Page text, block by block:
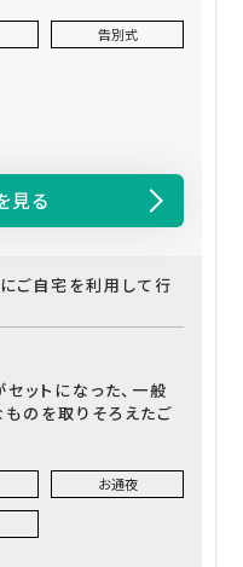
告別式
見る
ご自宅を利用して行
ットになった、一般
のを取りそろえたご
お通夜